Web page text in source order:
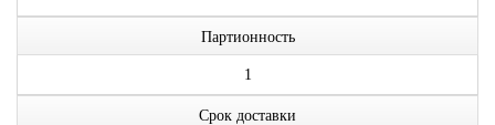
Партионность
1
Срок доставки